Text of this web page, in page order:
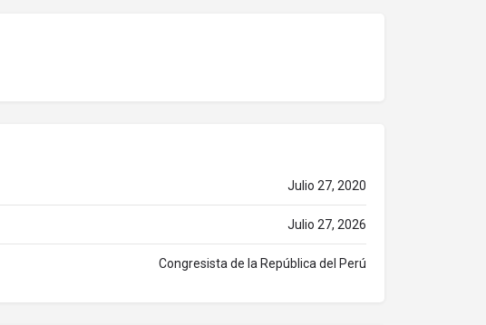
Julio 27, 2020
Julio 27, 2026
Congresista de la República del Perú